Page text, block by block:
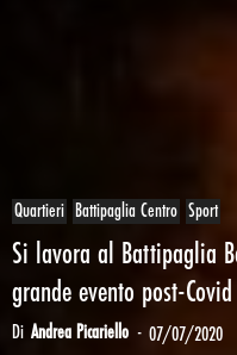
Quartieri Battipaglia Centro Sport
Si lavora al Battipaglia
grande evento post-Covid
Di Andrea Picariello - 07/07/2020